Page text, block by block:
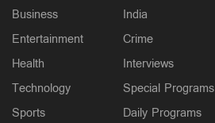
Latest
വൈകി; വീട്ടമ്മ മരിച്ചു
1 hour ago
Business
Entertainment
Health
Technology
Sports
India
Crime
Interviews
Special Programs
Daily Programs